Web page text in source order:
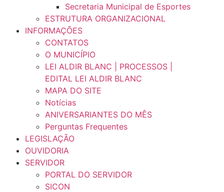
Secretaria Municipal de Esportes
ESTRUTURA ORGANIZACIONAL
INFORMAÇÕES
CONTATOS
O MUNICÍPIO
LEI ALDIR BLANC | PROCESSOS |
EDITAL LEI ALDIR BLANC
MAPA DO SITE
Notícias
ANIVERSARIANTES DO MÊS
Perguntas Frequentes
LEGISLAÇÃO
OUVIDORIA
SERVIDOR
PORTAL DO SERVIDOR
SICON